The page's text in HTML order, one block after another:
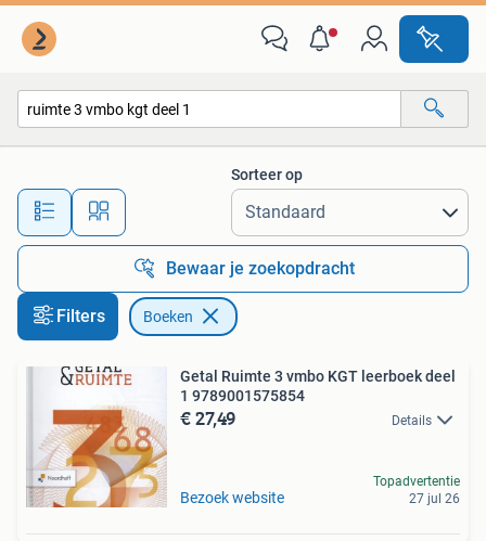
Alle afstanden…
Sorteer op
Bewaar je zoekopdracht
Filters Boeken
Getal Ruimte 3 vmbo KGT leerboek deel
1 9789001575854
€ 27,49 Details
Bezoek website
Topadvertentie
27 jul 26